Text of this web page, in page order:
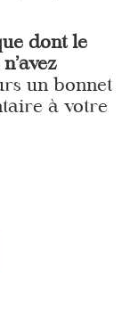
dont le
un bonnet
à votre